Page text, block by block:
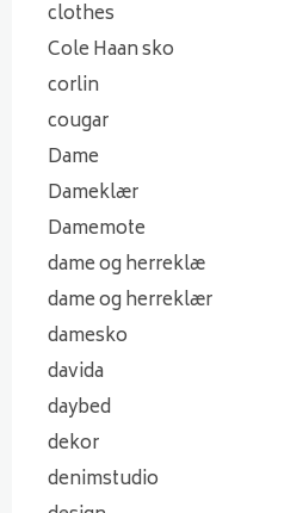
clothes
Cole Haan sko
corlin
cougar
Dame
Dameklær
Damemote
dame og herreklæ
dame og herreklær
damesko
davida
daybed
dekor
denimstudio